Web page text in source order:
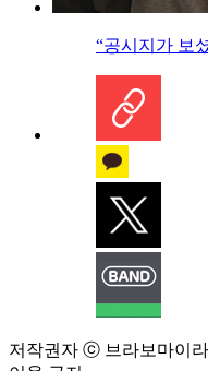
“공시지가 보
저작권자 ⓒ 브라보마이